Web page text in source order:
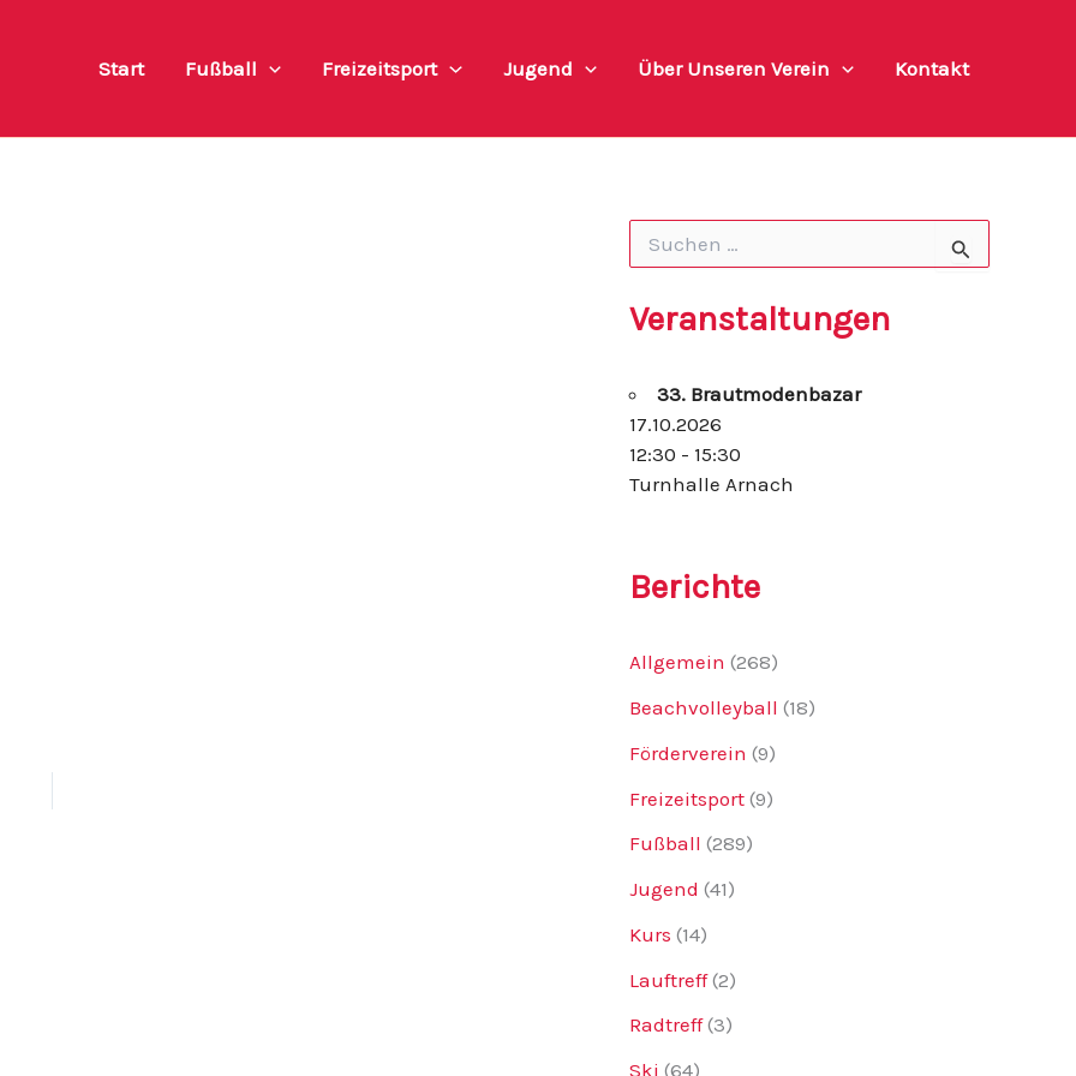
Start Fußball Freizeitsport Jugend Über Unseren Verein Kontakt
h
e
a
c
h
Veranstaltungen
33. Brautmodenbazar
17.10.2026
12:30 - 15:30
Turnhalle Arnach
Berichte
Allgemein (268)
Beachvolleyball (18)
Förderverein (9)
Freizeitsport (9)
Fußball (289)
Jugend (41)
Kurs (14)
Lauftreff(2)
Radtreff(3)
Ski (64)